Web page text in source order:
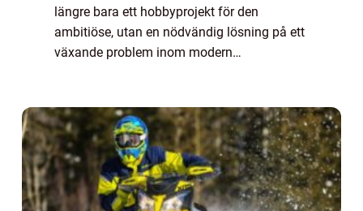
längre bara ett hobbyprojekt för den
ambitiöse, utan en nödvändig lösning på ett
växande problem inom modern